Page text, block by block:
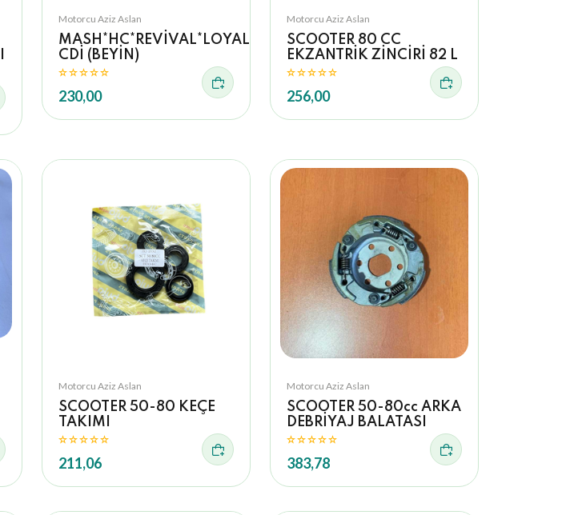
Motorcu Aziz Aslan
MASH*HC*REVİVAL*LOYAL*RT
CDİ (BEYİN)
230,00
Motorcu Aziz Aslan
SCOOTER 80 CC
EKZANTRİK ZİNCİRİ 82 L
256,00
Motorcu Aziz Aslan
SCOOTER 50-80 KEÇE
TAKIMI
211,06
Motorcu Aziz Aslan
SCOOTER 50-80cc ARKA
DEBRİYAJ BALATASI
383,78